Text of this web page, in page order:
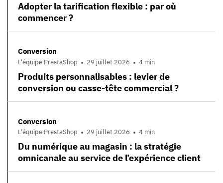
Adopter la tarification flexible : par où
commencer ?
Conversion
L'équipe PrestaShop 29 juillet 2026 4 min
Produits personnalisables : levier de
conversion ou casse-tête commercial ?
Conversion
L'équipe PrestaShop 29 juillet 2026 4 min
Du numérique au magasin : la stratégie
omnicanale au service de l’expérience client